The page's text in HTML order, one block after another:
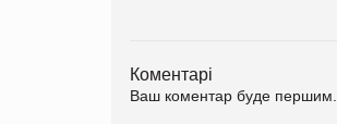
Коментарі
Ваш коментар буде першим.